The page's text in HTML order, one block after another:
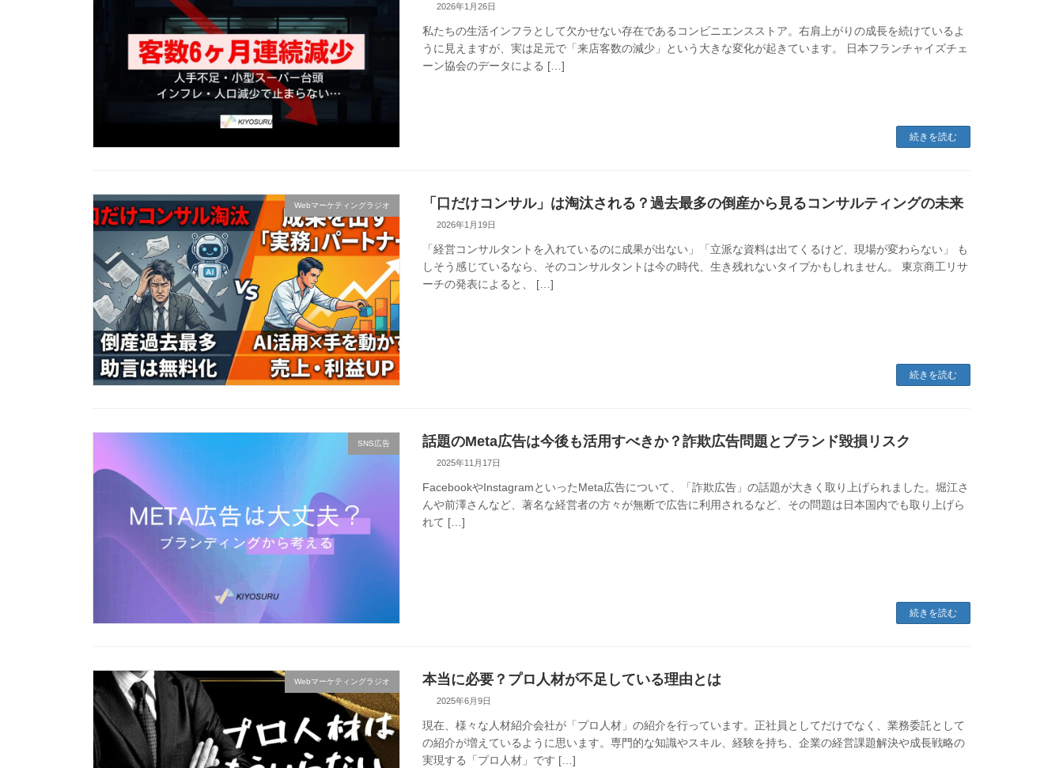
2026年1月26日
私たちの生活インフラとして欠かせない存在であるコンビニエンスストア。右肩上がりの成長を続けているよ
うに見えますが、実は足元で「来店客数の減少」という大きな変化が起きています。 日本フランチャイズチェ
ーン協会のデータによる […]
続きを読む
Webマーケティングラジオ 「口だけコンサル」は淘汰される？過去最多の倒産から見るコンサルティングの未来
2026年1月19日
「経営コンサルタントを入れているのに成果が出ない」「立派な資料は出てくるけど、現場が変わらない」 も
しそう感じているなら、そのコンサルタントは今の時代、生き残れないタイプかもしれません。 東京商工リサ
ーチの発表によると、 […]
続きを読む
SNS広告 話題のMeta広告は今後も活用すべきか？詐欺広告問題とブランド毀損リスク
2025年11月17日
FacebookやInstagramといったMeta広告について、「詐欺広告」の話題が大きく取り上げられました。堀江さ
んや前澤さんなど、著名な経営者の方々が無断で広告に利用されるなど、その問題は日本国内でも取り上げら
れて […]
続きを読む
Webマーケティングラジオ 本当に必要？プロ人材が不足している理由とは
2025年6月9日
現在、様々な人材紹介会社が「プロ人材」の紹介を行っています。正社員としてだけでなく、業務委託として
の紹介が増えているように思います。専門的な知識やスキル、経験を持ち、企業の経営課題解決や成長戦略の
実現する「プロ人材」です […]